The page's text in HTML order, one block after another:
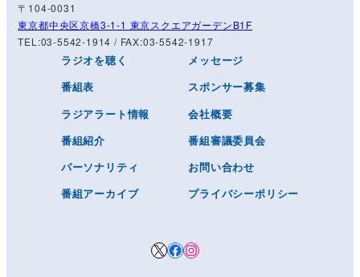
〒104-0031
東京都中央区京橋3-1-1 東京スクエアガーデンB1F
TEL:03-5542-1914 / FAX:03-5542-1917
ラジオを聴く
番組表
ラジアラート情報
番組紹介
パーソナリティ
番組アーカイブ
メッセージ
スポンサー募集
会社概要
番組審議委員会
お問い合わせ
プライバシーポリシー
XFacebook
Instagram